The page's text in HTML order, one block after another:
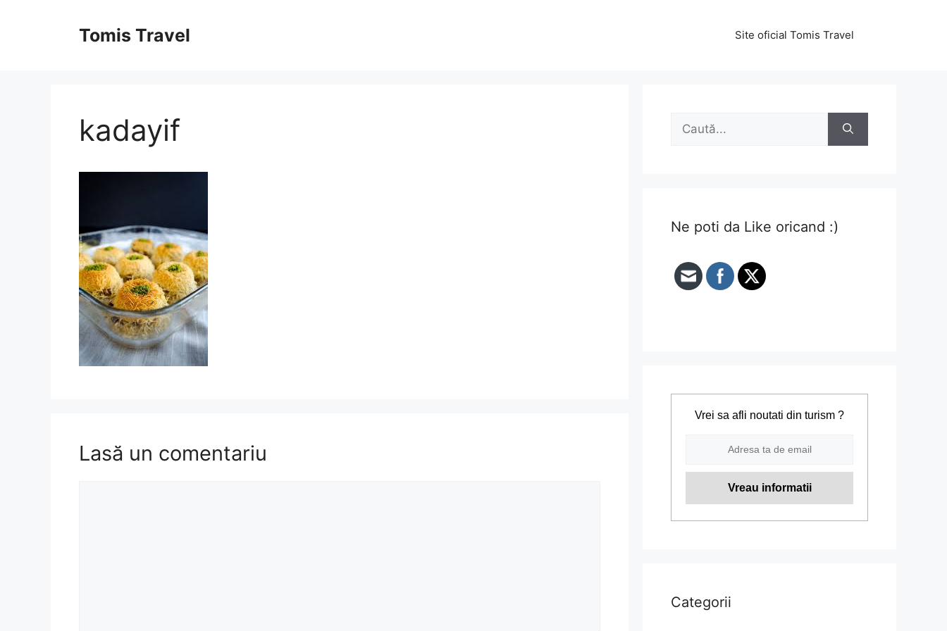
Tomis Travel Site oficial Tomis Travel
kadayif
Lasă un comentariu
Caută
Ne poti da Like oricand :)
Vrei sa afli noutati din turism ?
Categorii